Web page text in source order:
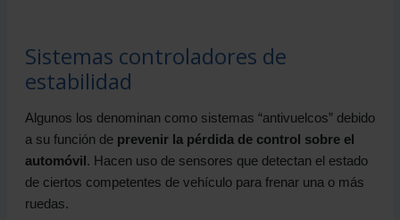
Sistemas controladores de
estabilidad
Algunos los denominan como sistemas “antivuelcos” debido
a su función deprevenir la pérdida de control sobre el
automóvil . Hacen uso de sensores que detectan el estado
de ciertos competentes de vehículo para frenar una o más
ruedas.